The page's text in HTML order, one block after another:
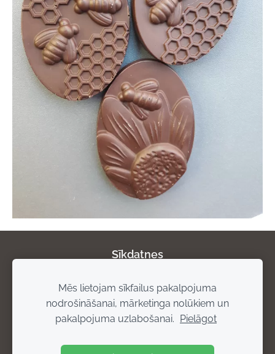
Sīkdatnes
Par mums Privātuma politika Atgriešanas
noteikumi
Piegādes noteikumi Rekvizīti
Mēs lietojam sīkfailus pakalpojuma
nodrošināšanai, mārketinga nolūkiem un
pakalpojuma uzlabošanai. Pielāgot